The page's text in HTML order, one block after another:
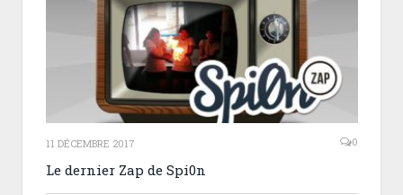
11 DÉCEMBRE 2017 0
Le dernier Zap de Spi0n